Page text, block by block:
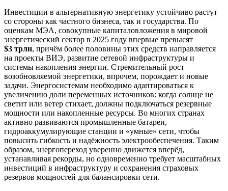
Инвестиции в альтернативную энергетику устойчиво растут
со стороны как частного бизнеса, так и государства. По
оценкам МЭА, совокупные капиталовложения в мировой
энергетический сектор в 2025 году впервые превысят
$3 трлн, причём более половины этих средств направляется
на проекты ВИЭ, развитие сетевой инфраструктуры и
системы накопления энергии. Стремительный рост
возобновляемой энергетики, впрочем, порождает и новые
задачи. Энергосистемам необходимо адаптироваться к
увеличению доли переменных источников: когда солнце не
светит или ветер стихает, должны подключаться резервные
мощности или накопленные ресурсы. Во многих странах
активно развиваются промышленные батареи,
гидроаккумулирующие станции и «умные» сети, чтобы
повысить гибкость и надёжность электрообеспечения. Таким
образом, энергопереход уверенно движется вперёд,
устанавливая рекорды, но одновременно требует масштабных
инвестиций в инфраструктуру и сохранения страховых
резервов мощностей для балансировки сети.